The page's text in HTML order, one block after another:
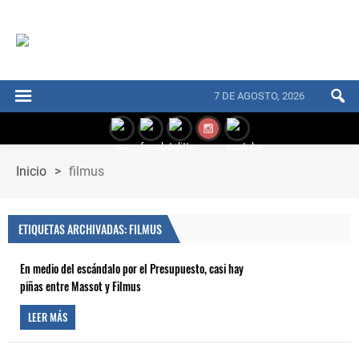
7 DE AGOSTO, 2026
Inicio > filmus
ETIQUETAS ARCHIVADAS: FILMUS
En medio del escándalo por el Presupuesto, casi hay
piñas entre Massot y Filmus
LEER MÁS